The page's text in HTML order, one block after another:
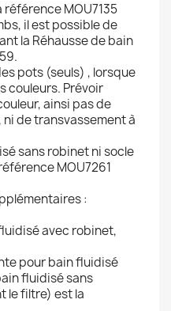
MOU7135
il est possible de
la Réhausse de bain
pots (seuls) , lorsque
couleurs. Prévoir
ainsi pas de
de transvassement à
sans robinet ni socle
MOU7261
:
avec robinet,
pour bain fluidisé
fluidisé sans
le filtre) est la